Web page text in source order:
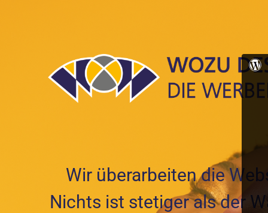
Wir überarbeiten die
Nichts ist stetiger als der